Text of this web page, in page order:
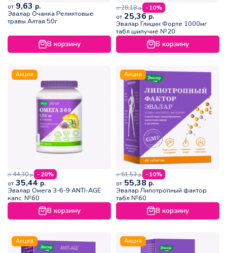
от 9,63 р.
Эвалар Очанка Реликтовые
травы Алтая 50г
В корзину
от 28,18р. - 10%
от 25,36 р.
Эвалар Глицин Форте 1000мг
табл шипучие №20
В корзину
Акция
от 44,30р. - 20%
от 35,44 р.
Эвалар Омега 3-6-9 ANTI-AGE
капс. №60
В корзину
Акция
от 61,53р. - 10%
от 55,38 р.
Эвалар Липотропный фактор
табл №60
В корзину
Акция Акция